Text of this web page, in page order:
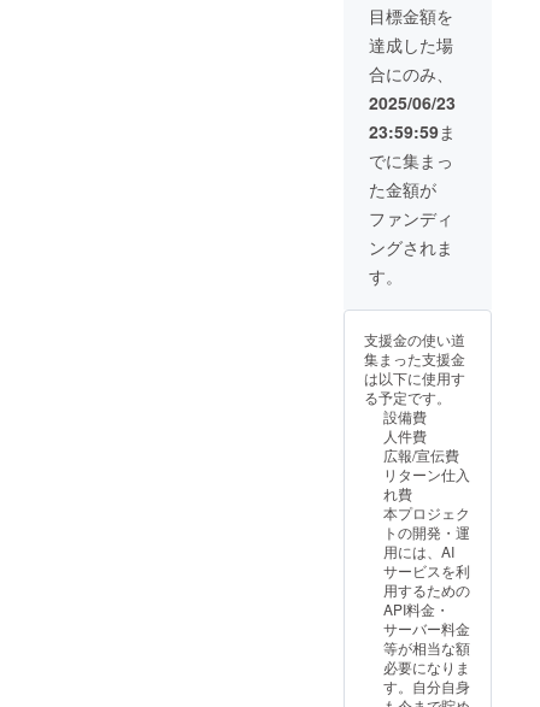
と考え
てくだ
さる方
向けで
す。（※
フィー
ドバッ
クが必
ずしも
成果物
に反映
される
ことを
ではあ
ん） 有
効期
限：
2025年
7月から
2027年
7月末ま
で この
ンは該
当リ
ターン
と同じ
内容に
なりま
す。
【該当
リター
ン】
想定）
この
コース
は、追
加の特
典を求
めず、
プロ
ジェク
トの理
念と挑
戦に強
く共感
な規模
に支援
したい
と考え
てくだ
さる方
のため
のもの
です。
見返り
はあり
ません
が、プ
ロジェ
クトの
基盤を
力強く
支えて
いただ
への優
先的な
アクセ
ス権 将
来的な
成果物
（優先
アクセ
ス対象
のも
の）に
対する
フィー
供する
（オン
ライン
フォー
ム等を
想定）
おすす
めポイ
ント: こ
スは、
「個人
の内な
る断片
化の克
服が、
集合的
な調
和、す
なわち
グ終了
後、定
期的に
配信）
将来的
に作成
される
可能性
のある
成果物
（例: 研
究レ
ポー
ト資
発ツー
ルのα
版・β版
など）
への優
先的な
アクセ
ス権 将
成果物
（優先
アクセ
ス対象
のも
の）に
対する
フィー
ドバッ
クを提
目標金額を
達成した場
合にのみ、
2025/06/23
23:59:59ま
でに集まっ
た金額が
ファンディ
ングされま
す。
支援金の使い道
集まった支援金
は以下に使用す
る予定です。
設備費
人件費
広報/宣伝費
リターン仕入
れ費
本プロジェク
トの開発・運
用には、AI
サービスを利
用するための
API料金・
サーバー料金
等が相当な額
必要になりま
す。自分自身